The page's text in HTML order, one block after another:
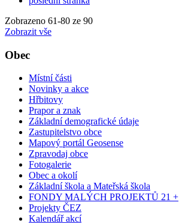
Zobrazeno 61-80 ze 90
Zobrazit vše
Obec
Místní části
Novinky a akce
Hřbitovy
Prapor a znak
Základní demografické údaje
Zastupitelstvo obce
Mapový portál Geosense
Zpravodaj obce
Fotogalerie
Obec a okolí
Základní škola a Mateřská škola
FONDY MALÝCH PROJEKTŮ 21 +
Projekty ČEZ
Kalendář akcí